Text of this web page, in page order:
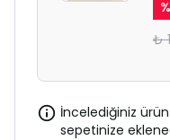
%
₺
İncelediğiniz
sepetinize